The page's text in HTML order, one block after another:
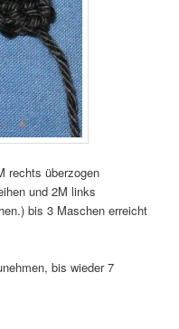
rechts überzogen
und 2M links
bis 3 Maschen erreicht
bis wieder 7